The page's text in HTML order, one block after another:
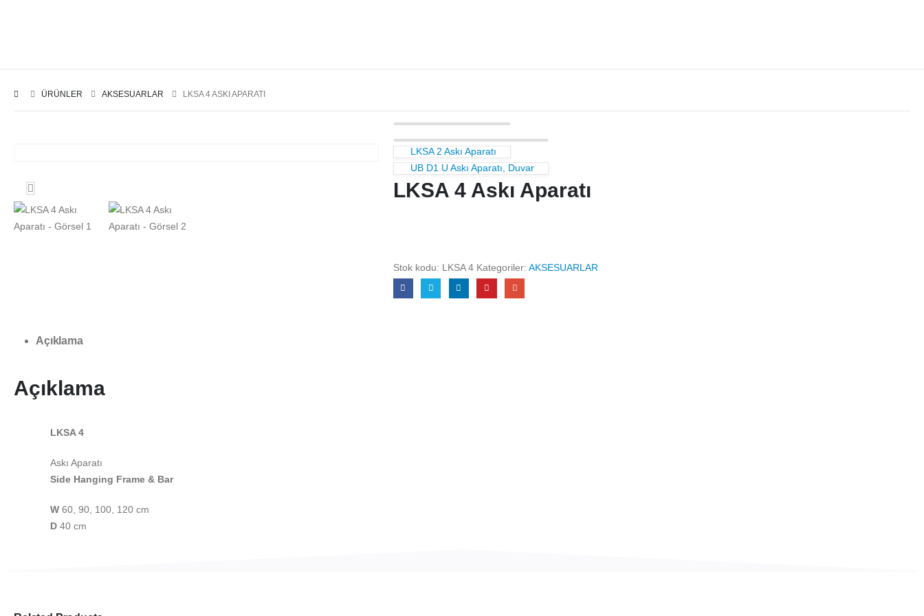
ÜRÜNLER AKSESUARLAR LKSA 4 ASKI APARATI
LKSA 2 Askı Aparatı
UB D1 U Askı Aparatı, Duvar
LKSA 4 Askı Aparatı
Stok kodu: LKSA 4 Kategoriler: AKSESUARLAR
Açıklama
Açıklama
LKSA 4
Askı Aparatı
Side Hanging Frame & Bar
W 60, 90, 100, 120 cm
D 40 cm